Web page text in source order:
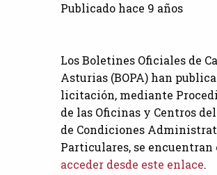
Publicado hace 9 años
Los Boletines Oficiales de
Asturias (BOPA) han
licitación, mediante
de las Oficinas y Centros
de Condiciones
Particulares, se encuentran
acceder desde este enlace.